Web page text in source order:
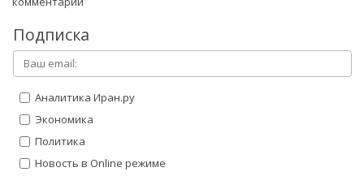
Подписка
Аналитика Иран.ру
Экономика
Политика
Новость в Online режиме